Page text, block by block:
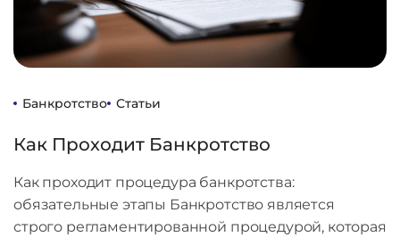
Банкротство Статьи
Как Проходит Банкротство
Как проходит процедура банкротства:
обязательные этапы Банкротство является
строго регламентированной процедурой, которая